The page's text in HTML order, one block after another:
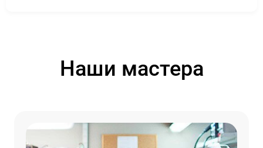
Наши мастера